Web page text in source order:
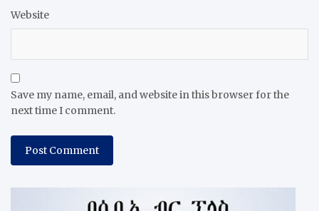
Website
Save my name, email, and website in this browser for the
next time I comment.